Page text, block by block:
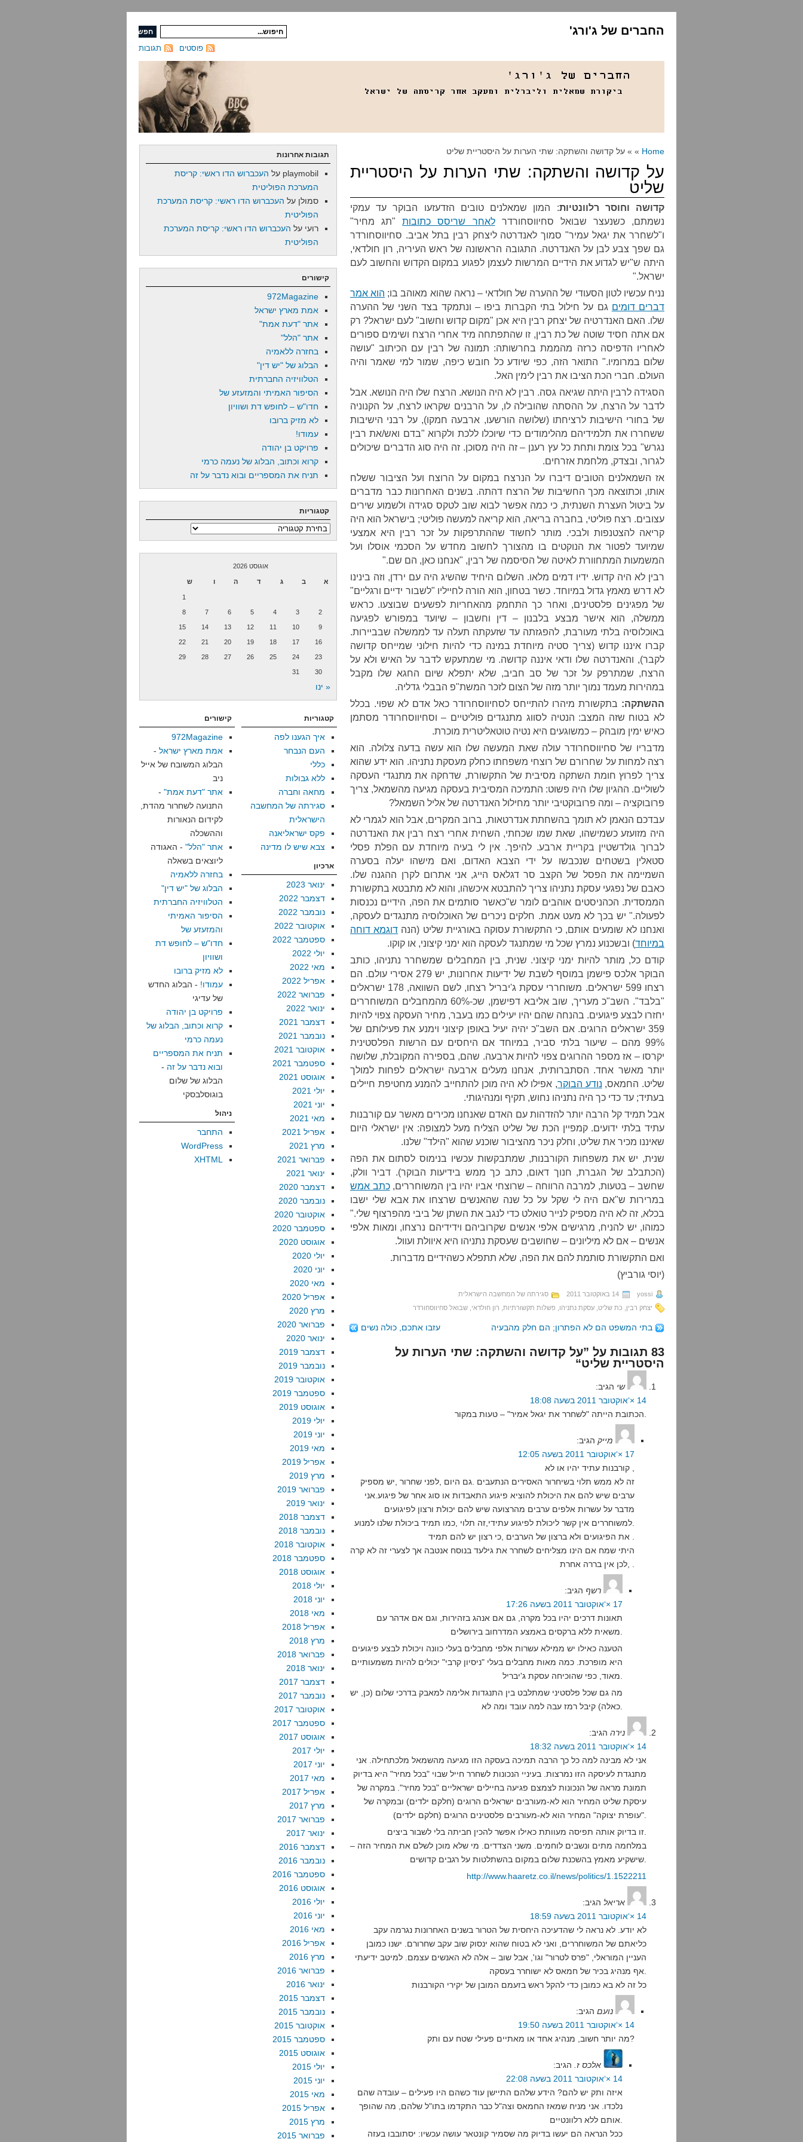
החברים של ג'ורג'
תגובות פוסטים
Home » » על קדושה והשתקה: שתי הערות על היסטריית שליט
על קדושה והשתקה: שתי הערות על היסטריית
שליט
קדושה וחוסר רלוונטיות: המון שמאלנים טובים הזדעזעו הבוקר עד עמקי
נשמתם, כשנעצר שבואל סחיווסחורדרלאחר שריסס כתובות"תג מחיר"
ו"לשחרר את יגאל עמיר" סמוך לאנדרטה ליצחק רבין בתל אביב. סחיווסחורדר
גם שפך צבע לבן על האנדרטה. התגובה הראשונה של ראש העיריה, רון חולדאי,
היתה ש"יש לגדוע את הידיים המרשות לעצמן לפגוע במקום הקדוש והחשוב לעם
ישראל."
נניח עכשיו לטון הסעודי של ההערה של חולדאי – נראה שהוא מאוהב בו; הוא אמר
דברים דומים גם על חילול בתי הקברות ביפו – ונתמקד בצד השני של ההערה
שלו. האם האנדרטיה של יצחק רבין היא אכן "מקום קדוש וחשוב" לעם ישראל? רק
אם אתה חסיד שוטה של כת רבין, זו שהתפתחה מיד אחרי הרצח ושימים ספורים
לאחריו הדפיסה כרזה מהממת בחרשותה: תמונה של רבין עם הכיתוב "עושה
שלום במרומיו." התואר הזה, כפי שיודע כל חובש כיפה, שמור למי שאמר והיה
העולם. חברי הכת הציבו את רבין לימין האל.
הסגידה לרבין היתה שגיאה גסה. רבין לא היה הנושא. הרצח שלו היה הנושא. אבל
לדבר על הרצח, על ההסתה שהובילה לו, על הרבנים שקראו לרצח, על הקנוניה
של בחורי הישיבות לרציחתו (שלושה הורשעו, ארבעה חמקו), על רבני הישיבות
ששחררו את תלמידיהם מהלימודים כדי שיוכלו ללכת ולקרוא "בדם ואש/את רבין
נגרש" בכל צומת ותחת כל עץ רענן – זה היה מסוכן. זה היה סוג הדברים שיכולים
לגרור, ובצדק, מלחמת אזרחים.
אז השמאלנים הטובים דיברו על הנרצח במקום על הרוצח ועל הציבור ששלח
אותו, וכתוצאה מכך החשיבות של הרצח דהתה. בשנים האחרונות כבר מדברים
על ביטול העצרת השנתית, כי כמה אפשר לבוא שוב לטקס סגידה ולשמוע שירים
עצובים. רצח פוליטי, בחברה בריאה, הוא קריאה למעשה פוליטי; בישראל הוא היה
קריאה להצטנפות ולבכי. מותר לחשוד שההתרפקות על זכר רבין היא אמצעי
שמיועד לפטור את הנוקטים בו מהצורך לחשוב מחדש על הסכמי אוסלו ועל
המשמעות המתחוורת לאיטה של הסיסמה של רבין, "אנחנו כאן, הם שם."
רבין לא היה קדוש. ידיו דמים מלאו. השלום היחיד שהשיג היה עם ירדן, וזה בינינו
לא דרש מאמץ גדול במיוחד. כשר בטחון, הוא הורה לחייליו "לשבור ידיים ורגליים"
של מפגינים פלסטינים, ואחר כך התחמק מהאחריות לפשעים שבוצעו. כראש
ממשלה, הוא אישר מבצע בלבנון – דין וחשבון – שיועד במפורש לפגיעה
באוכלוסיה בלתי מעורבת, להפגזתה עד שזעקתה תעלה עד לממשלה שבביירות.
קברו איננו קדוש (צריך סטיה מיוחדת במינה כדי להיות חילוני שמייחס קדושה
לקבר), והאנדרטה שלו ודאי איננה קדושה. מי שמתעקש לדבר על האיש ולא על
הרצח, שמתרפק על זכר של סב חביב, שלא יתפלא שיום החגא שלו מקבל
במהירות מעמד נמוך יותר מזה של הצום לזכר המשת"פ הבבלי גדליה.
ההשתקה: בתקשורת מיהרו להתייחס לסחיווסחרודר כאל אדם לא שפוי. בכלל
לא בטוח שזה המצב: הנטיה לסווג מתנגדים פוליטיים – וסחיווסחרודר מסתמן
כאיש ימין מובהק – כמשוגעים היא נטיה טוטאליטרית מוכרת.
מדבריו של סחיווסחרודר עולה שאת המעשה שלו הוא עשה בדעה צלולה. הוא
רצה למחות על שחרורם של רוצחי משפחתו כחלק מעסקת נתניהו. הוא ידע שהוא
צריך לפרוץ חומת השתקה מסיבית של התקשורת, שדחקה את מתנגדי העסקה
לשוליים. ההגיון שלו היה פשוט: התמיכה המסיבית בעסקה מגיעה מהשמאל, צריך
פרובוקציה – ומה פרובוקטיבי יותר מחילול האנדרטה של אליל השמאל?
עבדכם הנאמן לא תומך בהשחתת אנדרטאות, ברוב המקרים, אבל הוא לגמרי לא
היה מזועזע כשמישהו, שאת שמו שכחתי, השחית אחרי רצח רבין את האנדרטה
לברוך גולדשטיין בקריית ארבע. להיפך. אין לי בעיה מיוחדת עם הפלת פסלי
סטאלין בשטחים שנכבשו על ידי הצבא האדום, ואם מישהו יעלה בסערה
השמיימה את הפסל של הקצב סר דגלאס הייג, אני אתרום לקרן ההגנה שלו.
כאבם של נפגעי עסקת נתניהו צריך להתבטא איכשהו, והוא לא מתבטא בתקשורת
הממסדית. הכהניסטים אוהבים לומר ש"כאשר סותמים את הפה, הידיים נכנסות
לפעולה." יש בכך לא מעט אמת. חלקים ניכרים של האוכלוסיה מתנגדים לעסקה,
ואנחנו לא שומעים אותם, כי התקשורת עסוקה באורגיית שליט (הנה דוגמא דוחה
במיוחד) ובשכנוע נמרץ שכל מי שמתנגד לעסקה הוא ימני קיצוני, או קוקו.
קודם כל, מותר להיות ימני קיצוני. שנית, בין המחבלים שמשחרר נתניהו, כותב
הבוקר אלכס פישמן במוסף לשבת של ידיעות אחרונות, יש 279 אסירי עולם. הם
רצחו 599 ישראלים. משוחררי עסקת ג'יבריל רצחו, לשם השוואה, 178 ישראלים
"בלבד". השב"כ מעריך, שוב אליבא דפישמן, שכ-60% מהמחבלים המשוחררים
יחזרו לבצע פיגועים. בהנחה שהם יהיו יעילים כמו בעבר, מחיר העסקה צפוי להיות
359 ישראלים הרוגים. אם השב"כ יהיה יעיל באופן קיצוני וימנע את פעילותם של
99% מהם – שיעור בלתי סביר, במיוחד אם היחסים עם הרשות הפלסטינית
יקרסו – אז מספר ההרוגים צפוי להיות ארבעה. שהם, בספירה המקובלת, שלושה
יותר מאשר אחד. הסתברותית, אנחנו מעלים ארבעה ישראלים לפחות למולך
שליט. החמאס, נודע הבוקר, אפילו לא היה מוכן להתחייב להמנע מחטיפת חיילים
בעתיד; עד כדי כך היה נתניהו נחוש, תקיף ומנהיגותי.
אבל תמיד קל הרבה יותר להזדהות עם האדם שאנחנו מכירים מאשר עם קורבנות
עתיד בלתי ידועים. קמפיין הכת של שליט הצליח מעל למצופה: אין ישראלי היום
שאיננו מכיר את שליט, וחלק ניכר מהציבור שוכנע שהוא "הילד" שלנו.
שנית, יש את משפחות הקורבנות, שמתבקשות עכשיו בנימוס לסתום את הפה
(הכתבלב של הגברת, חנוך דאום, כתב כך ממש בידיעות הבוקר). דביר וולק,
שחשב – בטעות, למרבה הרווחה – שרוצחי אביו יהיו בין המשוחררים,כתב אמש
במרירות ש"אם היה לי שקל על כל שנה שהאנשים שרצחו את אבא שלי ישבו
בכלא, זה לא היה מספיק לנייר טואלט כדי לנגב את השתן של ביבי מהפרצוף שלי."
כמוהו, יש להניח, מרגישים אלפי אנשים שקרוביהם וידידיהם נרצחו, ומאות אלפי
אנשים – אם לא מיליונים – שחושבים שעסקת נתניהו היא איוולת ועוול.
ואם התקשורת סותמת להם את הפה, שלא תתפלא כשהידיים מדברות.
(יוסי גורביץ)
yossi 14 באוקטובר 2011
סגירתה של המחשבה הישראלית
יצחק רבין
כת שליט עסקת נתניהו פשלות תקשורתיות רון חולדאי שבואל סחיווסחורדר
בתי המשפט הם לא הפתרון; הם חלק מהבעיה עזבו אתכם, כולה נשים
83 תגובות על ”על קדושה והשתקה: שתי הערות על
היסטריית שליט“
שי הגיב:
14 ×‘אוקטובר 2011 בשעה 18:08
מייק הגיב:
17 ×‘אוקטובר 2011 בשעה 12:05
זה לא ממש תלוי בשיחרור האסירים הנתעבים .גם היום ,לפני שחרור ,יש מספיק
ערבים שיש להם את היכולת להוציא פיגוע התאבדות או סוג אחר של פיגוע.אני
מדבר על עשרות אלפים ערבים מהרצועה שיש להם יכולת ורצון לפיגועים
.למשוחררים אין קשר ליכולת לפיגוע עתידי,זה תלוי ,כמו תמיד ביכולת שלנו למנוע
היתי שמח אם הינו מצליחים לשחרר את גילעד בנוסח אנטבה אך לצערי זה לא קרה
רשף הגיב:
17 ×‘אוקטובר 2011 בשעה 17:26
תאונות דרכים יהיו בכל מקרה, גם אם אנהג בזהירות, וגם אם אדהר עם
הטענה כאילו יש ממילא עשרות אלפי מחבלים בעלי כוונה ויכולת לבצע פיגועים
היא מופרכת. כמה מאות מחבלים בעלי "ניסיון קרבי" יכולים להיות משמעותיים
מה גם שכל פלסטיני שמתלבט בין התנגדות אלימה למאבק בדרכי שלום (כן, יש
נירה הגיב:
14 ×‘אוקטובר 2011 בשעה 18:32
אני לא מבינה למה כל כך הרבה תמיכה בעסקה הזו מגיעה מהשמאל מלכתחילה. אני
מתנגדת לעיסקה הזו נמרצות. בעיניי הנכונות לשחרר חייל שבוי "בכל מחיר" היא בדיוק
תמונת מראה של הנכונות לצמצם פגיעה בחיילים ישראליים "בכל מחיר". במקרה של
עיסקת שליט המחיר הוא לא-מעורבים ישראלים הרוגים (חלקם ילדים) ובמקרה של
במלחמה מתים ונשבים לוחמים. משני הצדדים. מי שלא מוכן לשלם את המחיר הזה –
http://www.haaretz.co.il/news/politics/1.1522211
אריאל הגיב:
14 ×‘אוקטובר 2011 בשעה 18:59
לא יודע. לא נראה לי שהדעיכה היחסית של הטרור בשנים האחרונות נגרמה עקב
כליאתם של המשוחררים, ואני לא בטוח שהוא ינסוק שוב עקב שחרורם. ישנו כמובן
העניין המוראלי, "פרס לטרור" וגו', אבל שוב – אלה לא האנשים עצמם. למיטב ידיעתי
כל זה לא בא כמובן כדי להקל ראש בזעמם המובן של יקירי הקורבנות
נועם הגיב:
14 ×‘אוקטובר 2011 בשעה 19:50
מה יותר חשוב, מנהיג אחד או מאתיים פעילי שטח עם ותק?
אלכס ז.
הגיב:
14 ×‘אוקטובר 2011 בשעה 22:08
איזה ותק יש להם? הידע שלהם התיישן עוד כשהם היו פעילים – עובדה שהם
נלכדו. אני מניח שמאז החמאס וצה"ל כבר התקדמו בתו"ל שלהם, מה שהופך
ככל הנראה הם יעשו בדיוק מה שסמיר קונטאר עושה עכשיו: יסתובבו בעזה
תגובות אחרונות
playmobil על העכברוש הדו ראשי: קריסת
המערכת הפוליטית
סמולן על העכברוש הדו ראשי: קריסת המערכת
הפוליטית
רועי על העכברוש הדו ראשי: קריסת המערכת
הפוליטית
קישורים
972Magazine
אמת מארץ ישראל
אתר "דעת אמת"
אתר "הלל"
בחזרה ללאמיה
הבלוג של "יש דין"
הטלוויזיה החברתית
הסיפור האמיתי והמזעזע של
חדו"ש – לחופש דת ושוויון
לא מזיק ברובו
עמודו!
פרויקט בן יהודה
קרוא וכתוב, הבלוג של נעמה כרמי
תניח את המספריים ובוא נדבר על זה
קטגוריות
קטגוריות
אוגוסט 2026
א ב ג ד ה ו ש
1
2
3
4
5
6
7
8
9
10
11
12
13
14
15
16
17
18
19
20
21
22
23
24
25
26
27
28
29
30
31
« ינו
קטגוריות
איך הגענו לפה
העם הנבחר
כללי
ללא גבולות
מחאה וחברה
סגירתה של המחשבה
הישראלית
פקס ישראליאנה
צבא שיש לו מדינה
ארכיון
ינואר 2023
דצמבר 2022
נובמבר 2022
אוקטובר 2022
ספטמבר 2022
יולי 2022
מאי 2022
אפריל 2022
פברואר 2022
ינואר 2022
דצמבר 2021
נובמבר 2021
אוקטובר 2021
ספטמבר 2021
אוגוסט 2021
יולי 2021
יוני 2021
מאי 2021
אפריל 2021
מרץ 2021
פברואר 2021
ינואר 2021
דצמבר 2020
נובמבר 2020
אוקטובר 2020
ספטמבר 2020
אוגוסט 2020
יולי 2020
יוני 2020
מאי 2020
אפריל 2020
מרץ 2020
פברואר 2020
ינואר 2020
דצמבר 2019
נובמבר 2019
אוקטובר 2019
ספטמבר 2019
אוגוסט 2019
יולי 2019
יוני 2019
מאי 2019
אפריל 2019
מרץ 2019
פברואר 2019
ינואר 2019
דצמבר 2018
נובמבר 2018
אוקטובר 2018
ספטמבר 2018
אוגוסט 2018
יולי 2018
יוני 2018
מאי 2018
אפריל 2018
מרץ 2018
פברואר 2018
ינואר 2018
דצמבר 2017
נובמבר 2017
אוקטובר 2017
ספטמבר 2017
אוגוסט 2017
יולי 2017
יוני 2017
מאי 2017
אפריל 2017
מרץ 2017
פברואר 2017
ינואר 2017
דצמבר 2016
נובמבר 2016
ספטמבר 2016
אוגוסט 2016
יולי 2016
יוני 2016
מאי 2016
אפריל 2016
מרץ 2016
פברואר 2016
ינואר 2016
דצמבר 2015
נובמבר 2015
אוקטובר 2015
ספטמבר 2015
אוגוסט 2015
יולי 2015
יוני 2015
מאי 2015
אפריל 2015
מרץ 2015
פברואר 2015
קישורים
972Magazine
אמת מארץ ישראל -
הבלוג המשובח של אייל
ניב
אתר "דעת אמת" -
התנועה לשחרור מהדת,
לקידום הנאורות
וההשכלה
אתר "הלל" - האגודה
ליוצאים בשאלה
בחזרה ללאמיה
הבלוג של "יש דין"
הטלוויזיה החברתית
הסיפור האמיתי
והמזעזע של
חדו"ש – לחופש דת
ושוויון
לא מזיק ברובו
עמודו! - הבלוג החדש
של עדיגי
פרויקט בן יהודה
קרוא וכתוב, הבלוג של
נעמה כרמי
תניח את המספריים
ובוא נדבר על זה -
הבלוג של שלום
בוגוסלבסקי
ניהול
התחבר
WordPress
XHTML